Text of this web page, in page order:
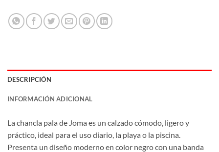
DESCRIPCIÓN
INFORMACIÓN ADICIONAL
La chancla pala de Joma es un calzado cómodo, ligero y
práctico, ideal para el uso diario, la playa o la piscina.
Presenta un diseño moderno en color negro con una banda